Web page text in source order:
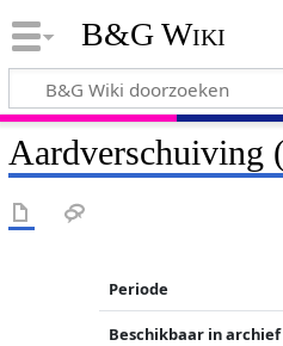
B&G Wiki
Aardverschuiving
Periode
Beschikbaar in archief